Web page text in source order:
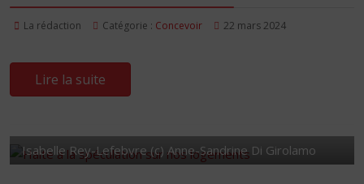
La rédaction Catégorie : Concevoir 22 mars 2024
Lire la suite
Isabelle Rey-Lefebvre (c) Anne-Sandrine Di Girolamo